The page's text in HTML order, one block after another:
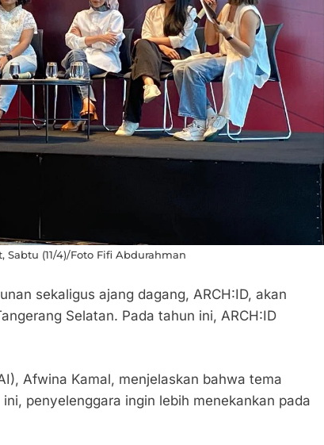
Sabtu (11/4)/Foto Fifi Abdurahman
sekaligus ajang dagang, ARCH:ID, akan
Selatan. Pada tahun ini, ARCH:ID
Afwina Kamal, menjelaskan bahwa tema
penyelenggara ingin lebih menekankan pada